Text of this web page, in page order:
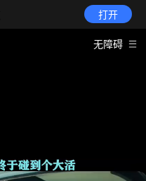
打开
无障碍